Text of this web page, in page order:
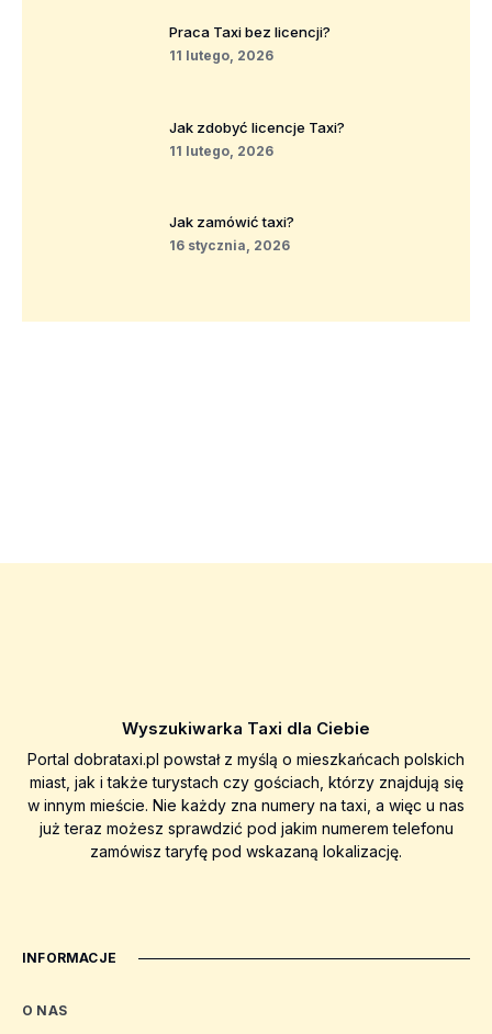
Praca Taxi bez licencji?
11 lutego, 2026
Jak zdobyć licencje Taxi?
11 lutego, 2026
Jak zamówić taxi?
16 stycznia, 2026
Wyszukiwarka Taxi dla Ciebie
Portal dobrataxi.pl powstał z myślą o mieszkańcach polskich
miast, jak i także turystach czy gościach, którzy znajdują się
w innym mieście. Nie każdy zna numery na taxi, a więc u nas
już teraz możesz sprawdzić pod jakim numerem telefonu
zamówisz taryfę pod wskazaną lokalizację.
INFORMACJE
O NAS